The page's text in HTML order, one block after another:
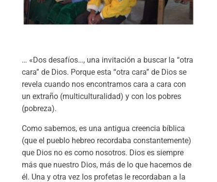
… «Dos desafíos…, una invitación a buscar la “otra
cara” de Dios. Porque esta “otra cara” de Dios se
revela cuando nos encontramos cara a cara con
un extraño (multiculturalidad) y con los pobres
(pobreza).
Como sabemos, es una antigua creencia bíblica
(que el pueblo hebreo recordaba constantemente)
que Dios no es como nosotros. Dios es siempre
más que nuestro Dios, más de lo que hacemos de
él. Una y otra vez los profetas le recordaban a la